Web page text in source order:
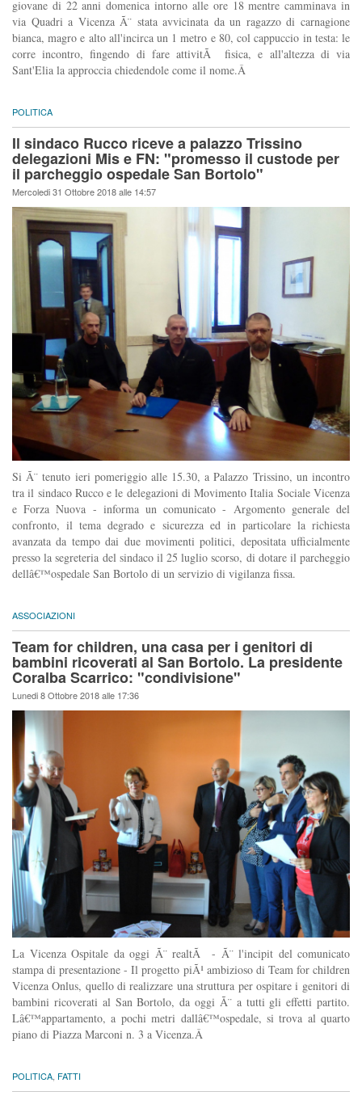
giovane di 22 anni domenica intorno alle ore 18 mentre camminava in
via Quadri a Vicenza Ã¨ stata avvicinata da un ragazzo di carnagione
bianca, magro e alto all'incirca un 1 metro e 80, col cappuccio in testa: le
corre incontro, fingendo di fare attivitÃ fisica, e all'altezza di via
Sant'Elia la approccia chiedendole come il nome.Â
POLITICA
Il sindaco Rucco riceve a palazzo Trissino
delegazioni Mis e FN: "promesso il custode per
il parcheggio ospedale San Bortolo"
Mercoledi 31 Ottobre 2018 alle 14:57
Si Ã¨ tenuto ieri pomeriggio alle 15.30, a Palazzo Trissino, un incontro
tra il sindaco Rucco e le delegazioni di Movimento Italia Sociale Vicenza
e Forza Nuova - informa un comunicato - Argomento generale del
confronto, il tema degrado e sicurezza ed in particolare la richiesta
avanzata da tempo dai due movimenti politici, depositata ufficialmente
presso la segreteria del sindaco il 25 luglio scorso, di dotare il parcheggio
dellâ€™ospedale San Bortolo di un servizio di vigilanza fissa.
ASSOCIAZIONI
Team for children, una casa per i genitori di
bambini ricoverati al San Bortolo. La presidente
Coralba Scarrico: "condivisione"
Lunedi 8 Ottobre 2018 alle 17:36
La Vicenza Ospitale da oggi Ã¨ realtÃ - Ã¨ l'incipit del comunicato
stampa di presentazione - Il progetto piÃ¹ ambizioso di Team for children
Vicenza Onlus, quello di realizzare una struttura per ospitare i genitori di
bambini ricoverati al San Bortolo, da oggi Ã¨ a tutti gli effetti partito.
Lâ€™appartamento, a pochi metri dallâ€™ospedale, si trova al quarto
piano di Piazza Marconi n. 3 a Vicenza.Â
POLITICA FATTI